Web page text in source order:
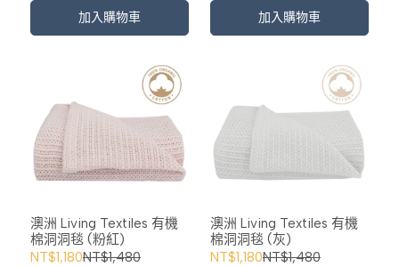
加入購物車 加入購物車
澳洲 Living Textiles 有機
棉洞洞毯 (粉紅)
NT$1,180NT$1,480
澳洲 Living Textiles 有機
棉洞洞毯 (灰)
NT$1,180NT$1,480